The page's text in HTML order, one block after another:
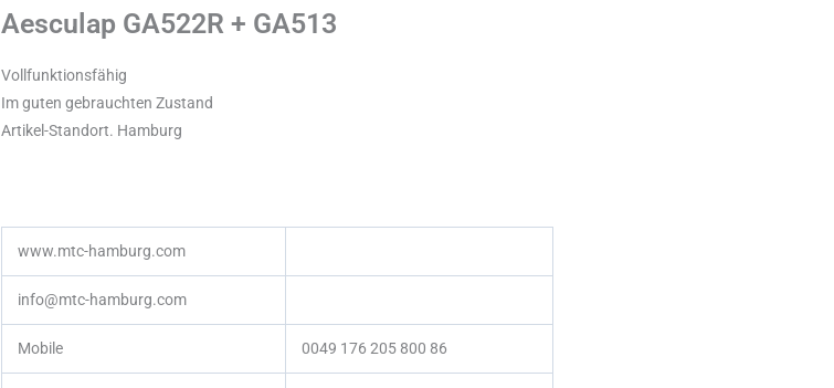
Aesculap GA522R + GA513
Vollfunktionsfähig
Im guten gebrauchten Zustand
Artikel-Standort. Hamburg
www.mtc-hamburg.com
info@mtc-hamburg.com
Mobile 0049 176 205 800 86